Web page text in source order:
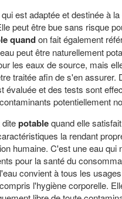
est adaptée et destinée à
peut être bue sans risque
quandon fait également
peut être naturellement
les eaux de source, mais
traitée afin de s'en assurer.
évaluée et des tests sont
potentiellement
ditepotablequand elle
la rendant
humaine. C'est une eau qui
pour la santé du
convient à tous les
l'hygiène corporelle.